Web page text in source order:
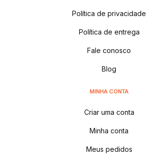
Política de privacidade
Política de entrega
Fale conosco
Blog
MINHA CONTA
Criar uma conta
Minha conta
Meus pedidos